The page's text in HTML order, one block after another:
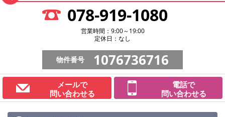
078-919-1080
営業時間：9:00～19:00
定休日：なし
物件番号 1076736716
メールで
問い合わせる
電話で
問い合わせる